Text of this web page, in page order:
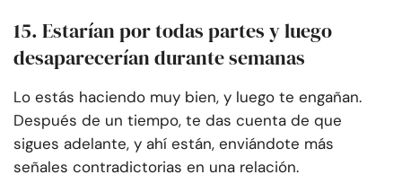
15. Estarían por todas partes y luego
desaparecerían durante semanas
Lo estás haciendo muy bien, y luego te engañan.
Después de un tiempo, te das cuenta de que
sigues adelante, y ahí están, enviándote más
señales contradictorias en una relación.